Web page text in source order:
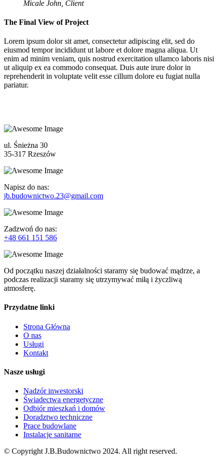
Micale John, Client
The Final View of Project
Lorem ipsum dolor sit amet, consectetur adipiscing elit, sed do
eiusmod tempor incididunt ut labore et dolore magna aliqua. Ut
enim ad minim veniam, quis nostrud exercitation ullamco laboris nisi
ut aliquip ex ea commodo consequat. Duis aute irure dolor in
reprehenderit in voluptate velit esse cillum dolore eu fugiat nulla
pariatur.
ul. Śnieżna 30
35-317 Rzeszów
Napisz do nas:
jb.budownictwo.23@gmail.com
Zadzwoń do nas:
+48 661 151 586
Od początku naszej działalności staramy się budować mądrze, a
podczas realizacji staramy się utrzymywać miłą i życzliwą
atmosferę.
Przydatne linki
Strona Główna
O nas
Usługi
Kontakt
Nasze usługi
Nadzór inwestorski
Świadectwa energetyczne
Odbiór mieszkań i domów
Doradztwo techniczne
Prace budowlane
Instalacje sanitarne
© Copyright J.B.Budownictwo 2024. All right reserved.